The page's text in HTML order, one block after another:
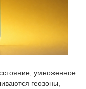
умноженное
геозоны,